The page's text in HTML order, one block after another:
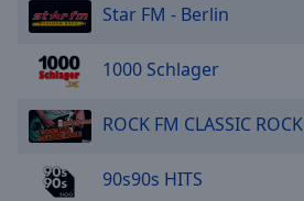
Dialog
End
dialog
window.
Star FM - Berlin
1000 Schlager
ROCK FM CLASSIC ROCK
90s90s HITS